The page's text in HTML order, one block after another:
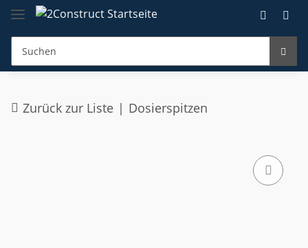
Zurück zur Liste Dosierspitzen